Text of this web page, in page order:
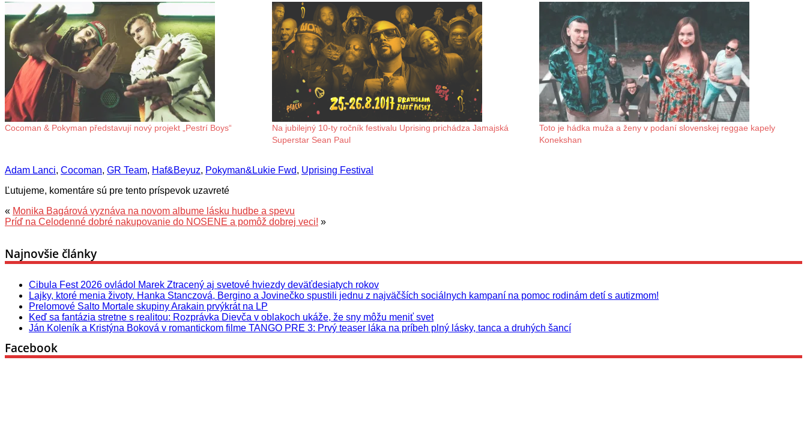
Cocoman & Pokyman představují nový projekt „Pestrí Boys“
Na jubilejný 10-ty ročník festivalu Uprising prichádza Jamajská
Superstar Sean Paul
Toto je hádka muža a ženy v podaní slovenskej reggae kapely
Konekshan
Adam Lanci, Cocoman, GR Team, Haf&Beyuz, Pokyman&Lukie Fwd, Uprising Festival
Ľutujeme, komentáre sú pre tento príspevok uzavreté
« Monika Bagárová vyznáva na novom albume lásku hudbe a spevu
Príď na Celodenné dobré nakupovanie do NOSENE a pomôž dobrej veci! »
Najnovšie články
Cibula Fest 2026 ovládol Marek Ztracený aj svetové hviezdy deväťdesiatych rokov
Lajky, ktoré menia životy. Hanka Stanczová, Bergino a Jovinečko spustili jednu z najväčších sociálnych kampaní na pomoc rodinám detí s autizmom!
Prelomové Salto Mortale skupiny Arakain prvýkrát na LP
Keď sa fantázia stretne s realitou: Rozprávka Dievča v oblakoch ukáže, že sny môžu meniť svet
Ján Koleník a Kristýna Boková v romantickom filme TANGO PRE 3: Prvý teaser láka na príbeh plný lásky, tanca a druhých šancí
Facebook